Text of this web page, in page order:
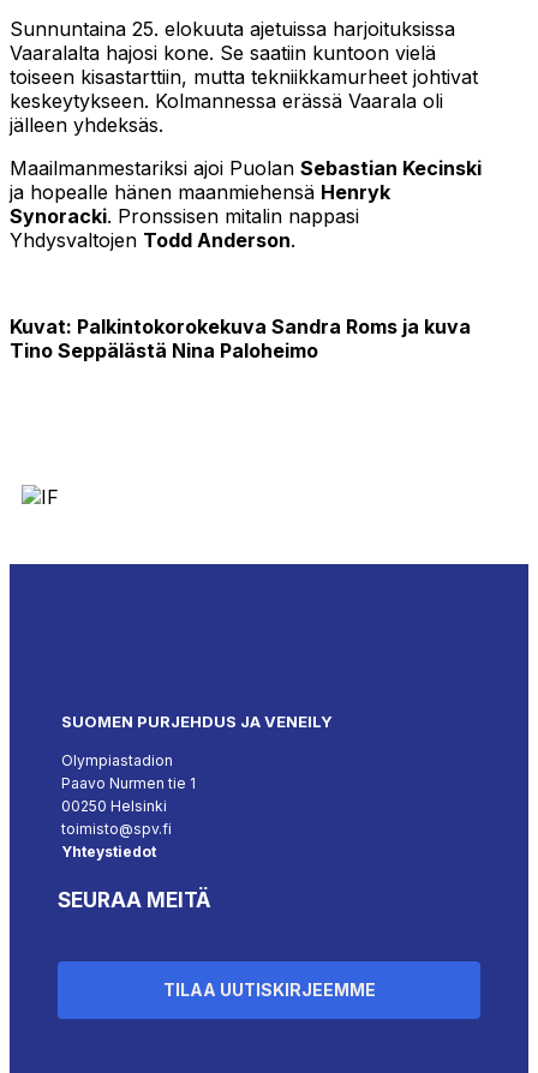
Sunnuntaina 25. elokuuta ajetuissa harjoituksissa
Vaaralalta hajosi kone. Se saatiin kuntoon vielä
toiseen kisastarttiin, mutta tekniikkamurheet johtivat
keskeytykseen. Kolmannessa erässä Vaarala oli
jälleen yhdeksäs.
Maailmanmestariksi ajoi Puolan Sebastian Kecinski
ja hopealle hänen maanmiehensä Henryk
Synoracki. Pronssisen mitalin nappasi
Yhdysvaltojen Todd Anderson.
Kuvat: Palkintokorokekuva Sandra Roms ja kuva
Tino Seppälästä Nina Paloheimo
SUOMEN PURJEHDUS JA VENEILY
Olympiastadion
Paavo Nurmen tie 1
00250 Helsinki
toimisto@spv.fi
Yhteystiedot
SEURAA MEITÄ
TILAA UUTISKIRJEEMME